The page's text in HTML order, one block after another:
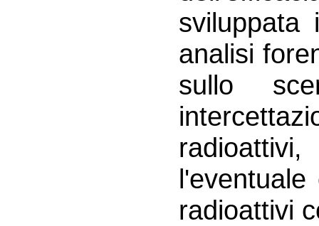
sviluppata
analisi
sullo
radioattivi